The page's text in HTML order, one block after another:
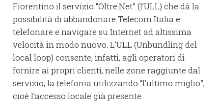
Fiorentino il servizio “Oltre.Net” (l’ULL) che dà la
possibilità di abbandonare Telecom Italia e
telefonare e navigare su Internet ad altissima
velocità in modo nuovo. L'ULL (Unbundling del
local loop) consente, infatti, agli operatori di
fornire ai propri clienti, nelle zone raggiunte dal
servizio, la telefonia utilizzando “l’ultimo miglio”,
cioè l’accesso locale già presente.